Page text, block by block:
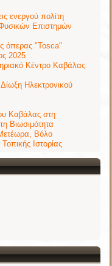
ενεργού πολίτη
Επιστημών
όπερας "Tosca"
2025
Κέντρο Καβάλας
Ηλεκτρονικού
Καβάλας στη
Βιωσιμότητα
Βόλο
Ιστορίας